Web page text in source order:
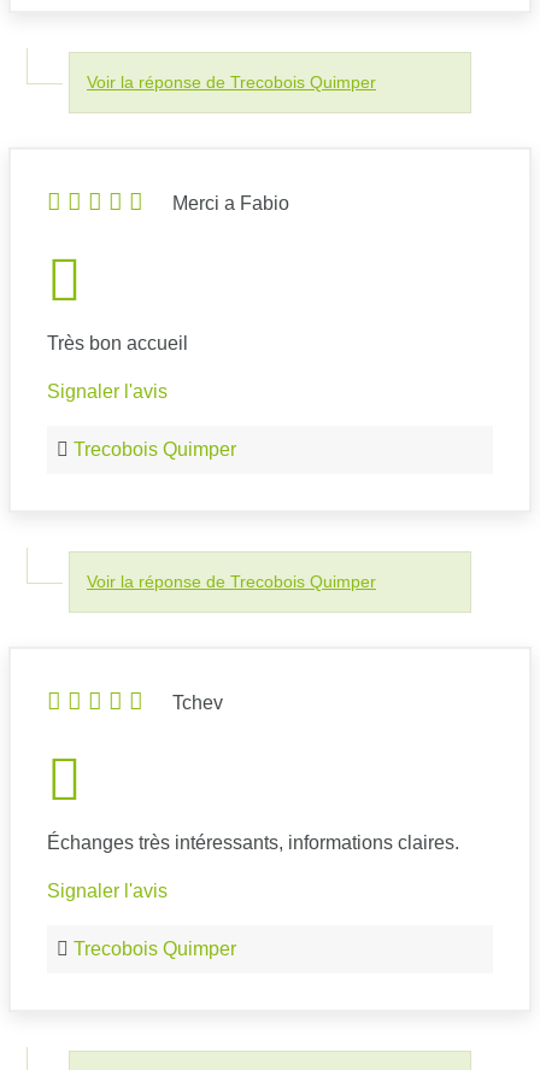
Voir la réponse de Trecobois Quimper
Merci a Fabio
Très bon accueil
Signaler l'avis
Trecobois Quimper
Voir la réponse de Trecobois Quimper
Tchev
Échanges très intéressants, informations claires.
Signaler l'avis
Trecobois Quimper